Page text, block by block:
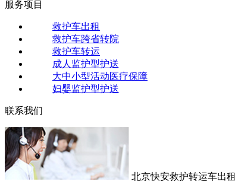
服务项目
救护车出租
救护车跨省转院
救护车转运
成人监护型护送
大中小型活动医疗保障
妇婴监护型护送
联系我们
北京快安救护转运车出租